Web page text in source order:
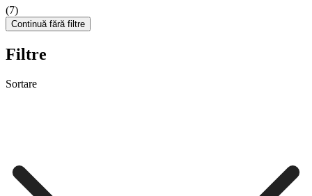
(7)
Continuă fără filtre
Filtre
Sortare